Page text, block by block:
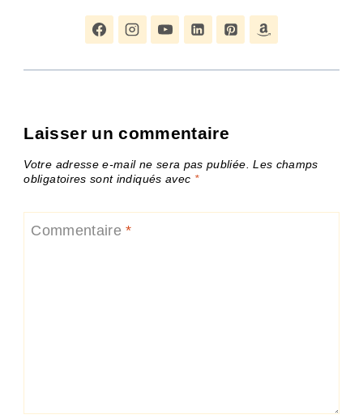
Laisser un commentaire
Votre adresse e-mail ne sera pas publiée. Les champs
obligatoires sont indiqués avec *
Commentaire*